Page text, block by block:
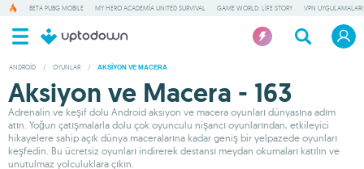
BETA PUBG MOBILE MY HERO ACADEMIA UNITED SURVIVAL GAME WORLD: LIFE STORY VPN UYGULAMALARI
ANDROID / OYUNLAR / AKSIYON VE MACERA
Aksiyon ve Macera - 163
Adrenalin ve keşif dolu Android aksiyon ve macera oyunları dünyasına adım
atın. Yoğun çatışmalarla dolu çok oyunculu nişancı oyunlarından, etkileyici
hikayelere sahip açık dünya maceralarına kadar geniş bir yelpazede oyunları
keşfedin. Bu ücretsiz oyunları indirerek destansı meydan okumaları katılın ve
unutulmaz yolculuklara çıkın.